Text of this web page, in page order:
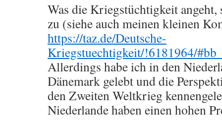
Was die Kriegstüchtigkeit
zu (siehe auch meinen kleinen
https://taz.de/Deutsche-
Kriegstuechtigkeit/!6181964/
Allerdings habe ich in den
Dänemark gelebt und die
den Zweiten Weltkrieg
Niederlande haben einen hohen